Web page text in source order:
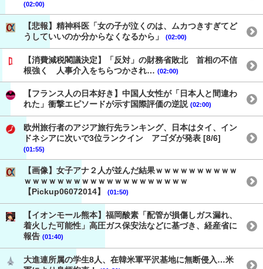
(02:00)
【悲報】精神科医「女の子が泣くのは、ムカつきすぎてど
うしていいのか分からなくなるから」
(02:00)
【消費減税閣議決定】「反対」の財務省敗北 首相の不信
根強く 人事介入をちらつかされ… (02:00)
【フランス人の日本好き】中国人女性が「日本人と間違わ
れた」衝撃エピソードが示す国際評価の逆説 (02:00)
欧州旅行者のアジア旅行先ランキング、日本はタイ、イン
ドネシアに次いで3位ランクイン アゴダが発表 [8/6]
(01:55)
【画像】女子アナ２人が並んだ結果ｗｗｗｗｗｗｗｗｗｗ
ｗｗｗｗｗｗｗｗｗｗｗｗｗｗｗｗｗｗｗｗ
【Pickup06072014】
(01:50)
【イオンモール熊本】福岡酸素「配管が損傷しガス漏れ、
着火した可能性」高圧ガス保安法などに基づき、経産省に
報告 (01:40)
大進連所属の学生8人、在韓米軍平沢基地に無断侵入…米